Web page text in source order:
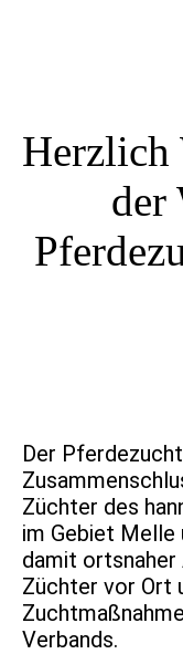
Herzlich
der
Der
Züchter des
im Gebiet Melle
damit
Züchter vor Ort
Verbands.